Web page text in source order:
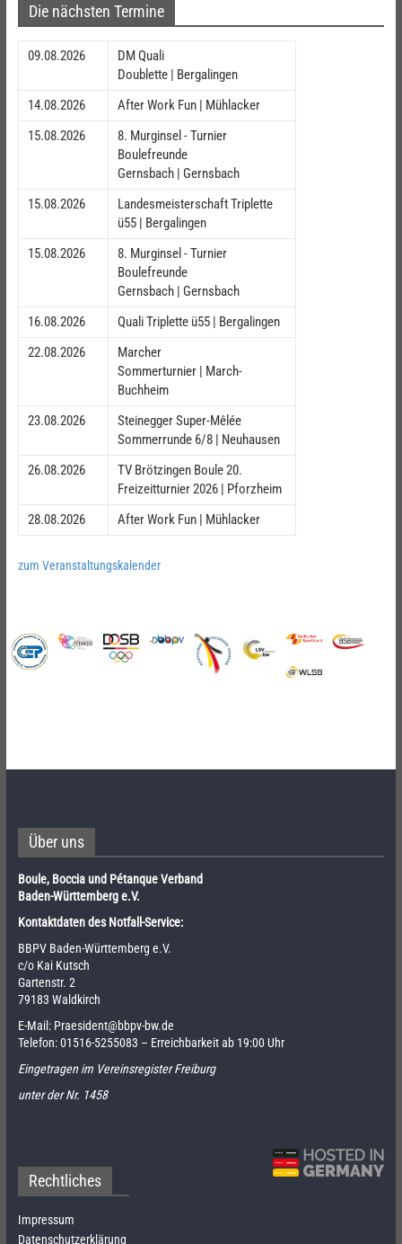
Die nächsten Termine
09.08.2026
DM Quali
Doublette | Bergalingen
14.08.2026
After Work Fun | Mühlacker
15.08.2026
8. Murginsel - Turnier
Boulefreunde
Gernsbach | Gernsbach
15.08.2026
Landesmeisterschaft Triplette
ü55 | Bergalingen
15.08.2026
8. Murginsel - Turnier
Boulefreunde
Gernsbach | Gernsbach
16.08.2026
Quali Triplette ü55 | Bergalingen
22.08.2026
Marcher
Sommerturnier | March-
Buchheim
23.08.2026
Steinegger Super-Mêlée
Sommerrunde 6/8 | Neuhausen
26.08.2026
TV Brötzingen Boule 20.
Freizeitturnier 2026 | Pforzheim
28.08.2026
After Work Fun | Mühlacker
zum Veranstaltungskalender
Über uns
Boule, Boccia und Pétanque Verband
Baden-Württemberg e.V.
Kontaktdaten des Notfall-Service:
BBPV Baden-Württemberg e.V.
c/o Kai Kutsch
Gartenstr. 2
79183 Waldkirch
E-Mail: Praesident@bbpv-bw.de
Telefon:01516-5255083 – Erreichbarkeit ab 19:00 Uhr
Eingetragen im Vereinsregister Freiburg
unter der Nr. 1458
Rechtliches
Impressum
Datenschutzerklärung